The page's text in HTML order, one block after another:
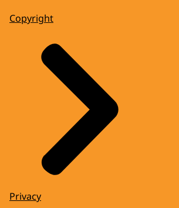
Copyright
Privacy